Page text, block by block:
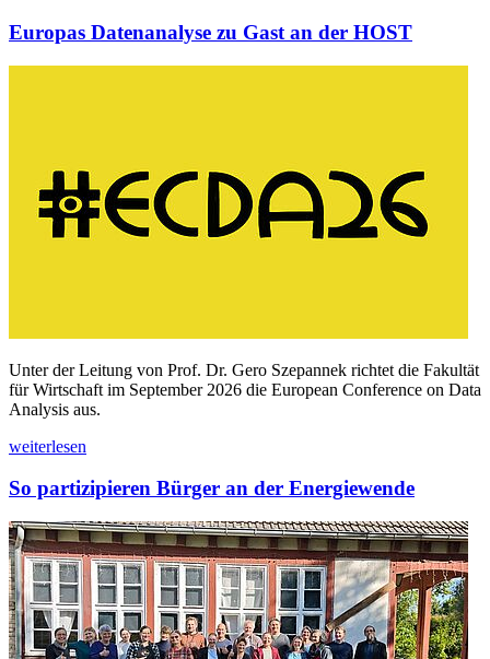
Europas Datenanalyse zu Gast an der HOST
Unter der Leitung von Prof. Dr. Gero Szepannek richtet die Fakultät
für Wirtschaft im September 2026 die European Conference on Data
Analysis aus.
weiterlesen
So partizipieren Bürger an der Energiewende